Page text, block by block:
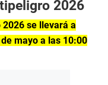
2026
se llevará a
mayo a las 10:00